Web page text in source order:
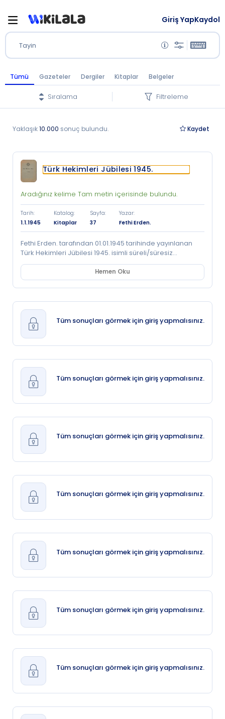
Tayin
Giriş YapKaydol
Tümü Gazeteler Dergiler Kitaplar Belgeler
Sıralama Filtreleme
Yaklaşık10.000 sonuç bulundu. Kaydet
Türk Hekimleri Jübilesi 1945.
Aradığınız kelime Tam metin içerisinde bulundu.
Tarih:
1.1.1945
Katalog:
Kitaplar
Sayfa:
37
Yazar:
Fethi Erden.
Fethi Erden. tarafından 01.01.1945 tarihinde yayınlanan
Türk Hekimleri Jübilesi 1945. isimli süreli/süresiz
dokümanı tam metin olarak görüntüleyebilir; ayrıca
doküman içerisinde latin ya da arap harfleri ile arama
yapabilirsiniz.
Hemen Oku
Tüm sonuçları görmek için giriş yapmalısınız.
Tüm sonuçları görmek için giriş yapmalısınız.
Tüm sonuçları görmek için giriş yapmalısınız.
Tüm sonuçları görmek için giriş yapmalısınız.
Tüm sonuçları görmek için giriş yapmalısınız.
Tüm sonuçları görmek için giriş yapmalısınız.
Tüm sonuçları görmek için giriş yapmalısınız.